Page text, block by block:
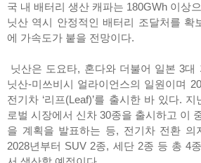
국 내 배터리 생산 캐파는 180GWh 이상
닛산 역시 안정적인 배터리 조달처를 확
에 가속도가 붙을 전망이다.
닛산은 도요타, 혼다와 더불어 일본 3대
닛산-미쓰비시 얼라이언스의 일원이며
전기차 ‘리프(Leaf)’를 출시한 바 있다.
로벌 시장에서 신차 30종을 출시하고 이
을 계획을 발표하는 등, 전기차 전환 의
2028년부터 SUV 2종, 세단 2종 등 총 4